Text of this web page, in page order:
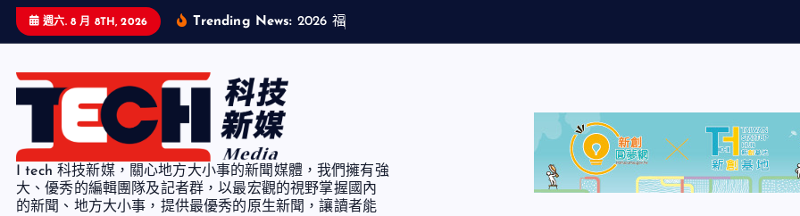
週六. 8 月 8TH, 2026 Trending News: 2026 福
I tech 科技新媒，關心地方大小事的新聞媒體，我們擁有強
大、優秀的編輯團隊及記者群，以最宏觀的視野掌握國內
的新聞、地方大小事，提供最優秀的原生新聞，讓讀者能